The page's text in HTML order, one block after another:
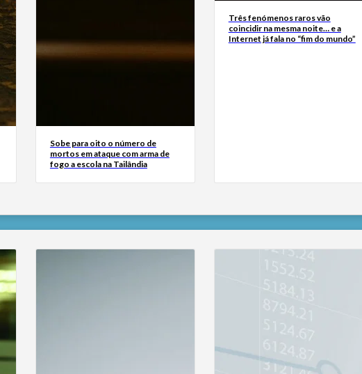
Sobe para oito o número de
mortos em ataque com arma de
fogo a escola na Tailândia
Três fenómenos raros vão
coincidir na mesma noite… e a
Internet já fala no “fim do mundo”